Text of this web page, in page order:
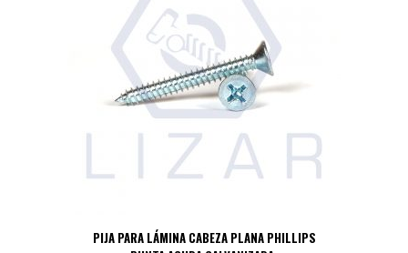
PIJA PARA LÁMINA CABEZA PLANA PHILLIPS